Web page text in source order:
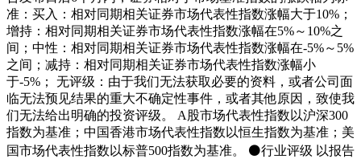
准：买入：相对同期相关证券市场代表性指数涨幅大于10%；
增持：相对同期相关证券市场代表性指数涨幅在5%～10%之
间；中性：相对同期相关证券市场代表性指数涨幅在-5%～5%
之间；减持：相对同期相关证券市场代表性指数涨幅小
于-5%； 无评级：由于我们无法获取必要的资料，或者公司面
临无法预见结果的重大不确定性事件，或者其他原因，致使我
们无法给出明确的投资评级。 A股市场代表性指数以沪深300
指数为基准；中国香港市场代表性指数以恒生指数为基准；美
国市场代表性指数以标普500指数为基准。 ⚫行业评级 以报告